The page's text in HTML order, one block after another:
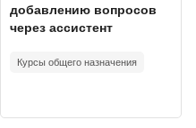
добавлению вопросов
через ассистент
Курсы общего назначения